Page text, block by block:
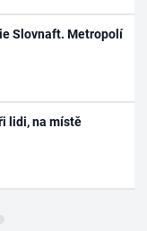
Slovnaft. Metropolí
lidi, na místě